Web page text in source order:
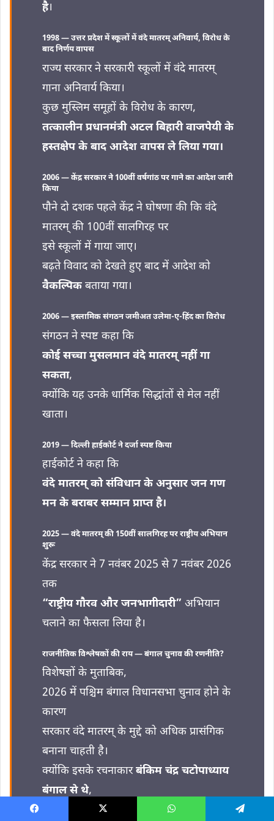
है।
1998 — उत्तर प्रदेश में स्कूलों में वंदे मातरम् अनिवार्य, विरोध के
बाद निर्णय वापस
राज्य सरकार ने सरकारी स्कूलों में वंदे मातरम्
गाना अनिवार्य किया।
कुछ मुस्लिम समूहों के विरोध के कारण,
तत्कालीन प्रधानमंत्री अटल बिहारी वाजपेयी के
हस्तक्षेप के बाद आदेश वापस ले लिया गया।
2006 — केंद्र सरकार ने 100वीं वर्षगांठ पर गाने का आदेश जारी
किया
पौने दो दशक पहले केंद्र ने घोषणा की कि वंदे
मातरम् की 100वीं सालगिरह पर
इसे स्कूलों में गाया जाए।
बढ़ते विवाद को देखते हुए बाद में आदेश को
वैकल्पिक बताया गया।
2006 — इस्लामिक संगठन जमीअत उलेमा-ए-हिंद का विरोध
संगठन ने स्पष्ट कहा कि
कोई सच्चा मुसलमान वंदे मातरम् नहीं गा
सकता,
क्योंकि यह उनके धार्मिक सिद्धांतों से मेल नहीं
खाता।
2019 — दिल्ली हाईकोर्ट ने दर्जा स्पष्ट किया
हाईकोर्ट ने कहा कि
वंदे मातरम् को संविधान के अनुसार जन गण
मन के बराबर सम्मान प्राप्त है।
2025 — वंदे मातरम् की 150वीं सालगिरह पर राष्ट्रीय अभियान
शुरू
केंद्र सरकार ने 7 नवंबर 2025 से 7 नवंबर 2026
तक
“राष्ट्रीय गौरव और जनभागीदारी” अभियान
चलाने का फैसला लिया है।
राजनीतिक विश्लेषकों की राय — बंगाल चुनाव की रणनीति?
विशेषज्ञों के मुताबिक,
2026 में पश्चिम बंगाल विधानसभा चुनाव होने के
कारण
सरकार वंदे मातरम् के मुद्दे को अधिक प्रासंगिक
बनाना चाहती है।
क्योंकि इसके रचनाकारबंकिम चंद्र चटोपाध्याय
बंगाल से थे,
इसलिए इस मुद्दे का भावनात्मक प्रभाव बड़ा माना